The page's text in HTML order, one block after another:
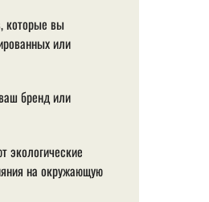
которые вы
или
бренд или
экологические
на окружающую